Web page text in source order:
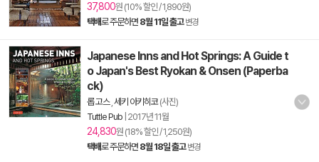
37,800원 (10% 할인 / 1,890원)
택배로 주문하면 8월 11일 출고 변경
Japanese Inns and Hot Springs: A Guide t
o Japan's Best Ryokan & Onsen (Paperba
ck)
롭 고스, 세키 아키히코(사진)
Tuttle Pub 2017년 11월
24,830원 (18% 할인 / 1,250원)
택배로 주문하면 8월 18일 출고 변경